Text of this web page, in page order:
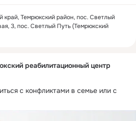
реабилитационный центр
с конфликтами в семье или с
край, Темрюкский район, пос. Светлый
3, пос. Светлый Путь (Темрюкский